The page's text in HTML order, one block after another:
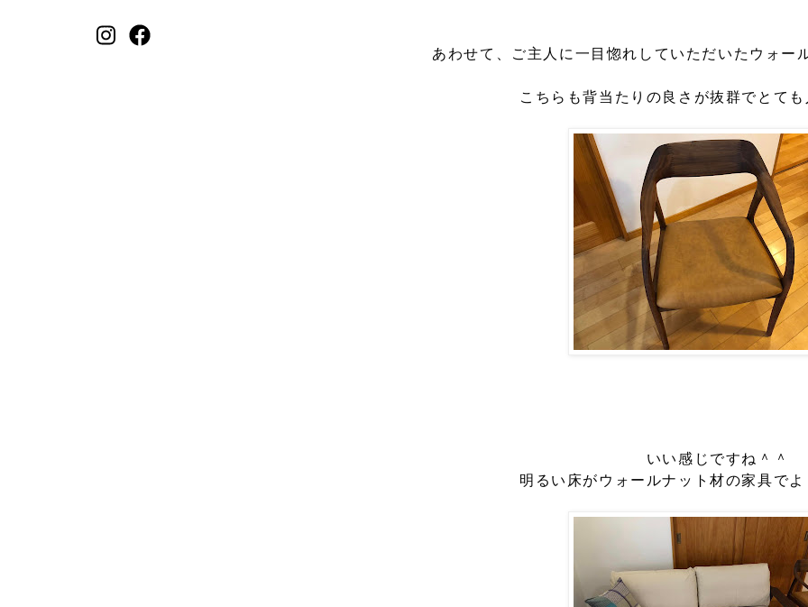
あわせて、ご主人に一目惚れしていただいたウォー
こちらも背当たりの良さが抜群でとて
いい感じですね＾＾
明るい床がウォールナット材の家具で